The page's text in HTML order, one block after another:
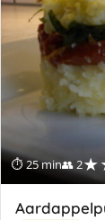
⏱ 25 min👥 2